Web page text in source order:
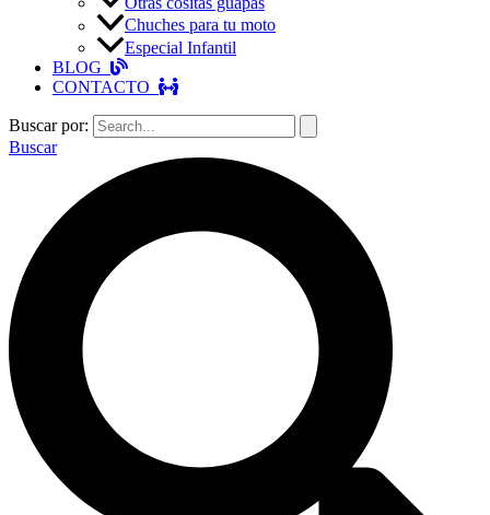
Chuches para tu moto
Especial Infantil
BLOG
CONTACTO
Buscar por:
Buscar